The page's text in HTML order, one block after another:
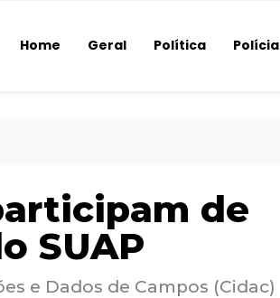
Home Geral Política Polícia
de
SUAP
e Dados de Campos (Cidac)